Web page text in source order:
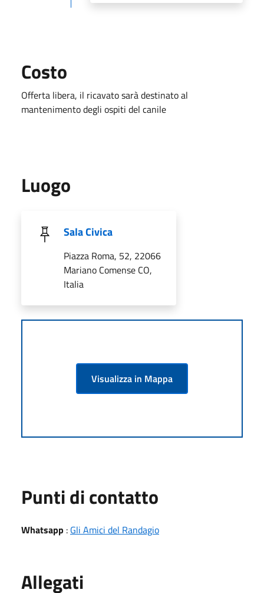
Costo
Offerta libera, il ricavato sarà destinato al
mantenimento degli ospiti del canile
Luogo
Sala Civica
Piazza Roma, 52, 22066
Mariano Comense CO,
Italia
Visualizza in Mappa
Punti di contatto
Whatsapp : Gli Amici del Randagio
Allegati